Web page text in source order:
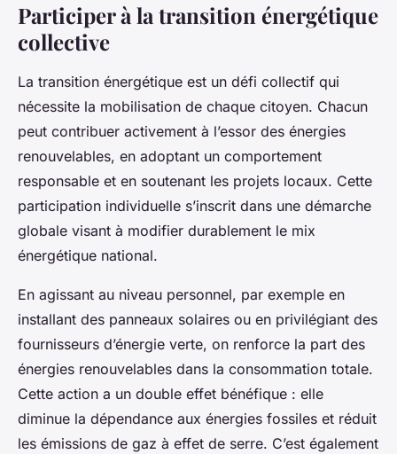
Participer à la transition énergétique
collective
La transition énergétique est un défi collectif qui
nécessite la mobilisation de chaque citoyen. Chacun
peut contribuer activement à l’essor des énergies
renouvelables, en adoptant un comportement
responsable et en soutenant les projets locaux. Cette
participation individuelle s’inscrit dans une démarche
globale visant à modifier durablement le mix
énergétique national.
En agissant au niveau personnel, par exemple en
installant des panneaux solaires ou en privilégiant des
fournisseurs d’énergie verte, on renforce la part des
énergies renouvelables dans la consommation totale.
Cette action a un double effet bénéfique : elle
diminue la dépendance aux énergies fossiles et réduit
les émissions de gaz à effet de serre. C’est également